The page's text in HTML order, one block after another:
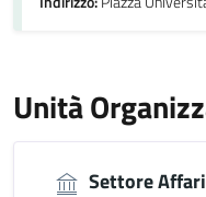
Unità
Settore